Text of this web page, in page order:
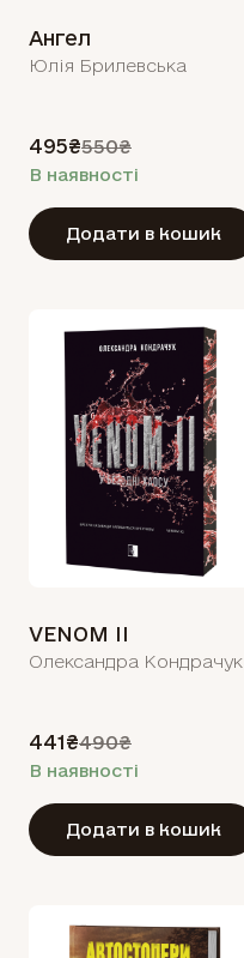
Ангел
Юлія Брилевська
495₴550₴
В наявності
Додати в кошик
VENOM II
Олександра Кондрачук
441₴490₴
В наявності
Додати в кошик